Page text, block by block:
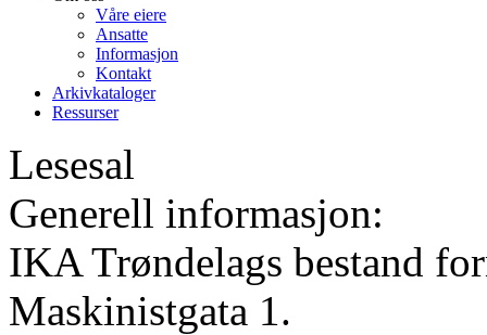
Våre eiere
Ansatte
Informasjon
Kontakt
Arkivkataloger
Ressurser
Lesesal
Generell informasjon:
IKA Trøndelags bestand
Maskinistgata 1.